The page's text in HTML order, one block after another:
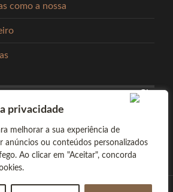
privacidade
melhorar a sua experiência de
anúncios ou conteúdos personalizados
Ao clicar em "Aceitar", concorda
como a nossa